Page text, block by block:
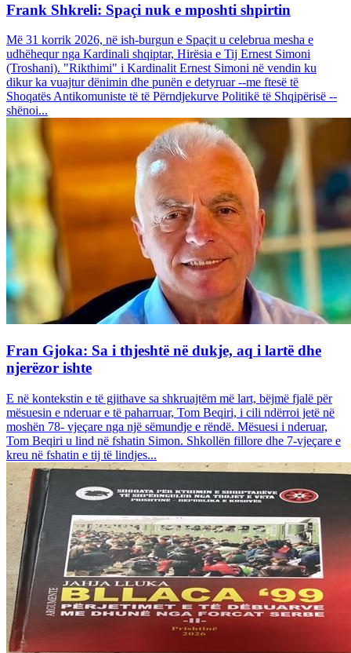
Frank Shkreli: Spaçi nuk e mposhti shpirtin
Më 31 korrik 2026, në ish-burgun e Spaçit u celebrua mesha e
udhëhequr nga Kardinali shqiptar, Hirësia e Tij Ernest Simoni
(Troshani). "Rikthimi" i Kardinalit Ernest Simoni në vendin ku
dikur ka vuajtur dënimin dhe punën e detyruar --me ftesë të
Shoqatës Antikomuniste të të Përndjekurve Politikë të Shqipërisë --
shënoi...
Fran Gjoka: Sa i thjeshtë në dukje, aq i lartë dhe
njerëzor ishte
E në kontekstin e të gjithave sa shkruajtëm më lart, bëjmë fjalë për
mësuesin e nderuar e të paharruar, Tom Beqiri, i cili ndërroi jetë në
moshën 78- vjeçare nga një sëmundje e rëndë. Mësuesi i nderuar,
Tom Beqiri u lind në fshatin Simon. Shkollën fillore dhe 7-vjeçare e
kreu në fshatin e tij të lindjes...